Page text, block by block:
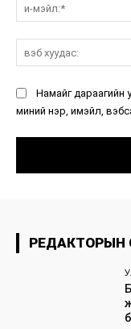
Намайг дараагийн
миний нэр, имэйл,
РЕДАКТОРЫН